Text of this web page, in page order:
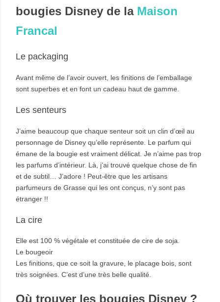
bougies Disney de la Maison
Francal
Le packaging
Avant même de l’avoir ouvert, les finitions de l’emballage
sont superbes et en font un cadeau haut de gamme.
Les senteurs
J’aime beaucoup que chaque senteur soit un clin d’œil au
personnage de Disney qu’elle représente. Le parfum qui
émane de la bougie est vraiment délicat. Je n’aime pas trop
les parfums d’intérieur. Là, j’ai trouvé quelque chose de fin
et de subtil… J’adore ! Peut-être que les artisans
parfumeurs de Grasse qui les ont conçus, n’y sont pas
étranger !!
La cire
Elle est 100 % végétale et constituée de cire de soja.
Le bougeoir
Les finitions, que ce soit la gravure, le placage bois, sont
très soignées. C’est d’une très belle qualité.
Où trouver les bougies Disney ?